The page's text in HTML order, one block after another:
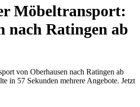
Möbeltransport:
nach Ratingen ab
von Oberhausen nach Ratingen ab
in 57 Sekunden mehrere Angebote. Jetzt